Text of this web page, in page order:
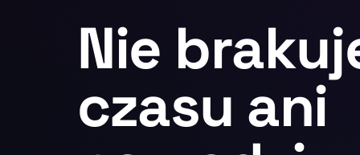
Nie
czasu ani